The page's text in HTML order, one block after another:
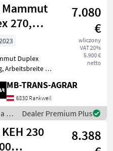
270,
und
7.080
€
wliczony
VAT 20%
5.900 €
netto
Duplex
2,
el.
für Schwenkung,
der
MB-TRANS-AGRAR
6830 Rankweil
do
/
Dealer Premium Plus
230
8.388